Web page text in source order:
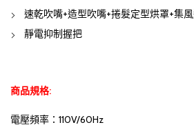
速乾吹嘴+造型吹嘴+捲髮定型烘罩+集
靜電抑制握把
商品規格:
電壓頻率：110V/60Hz